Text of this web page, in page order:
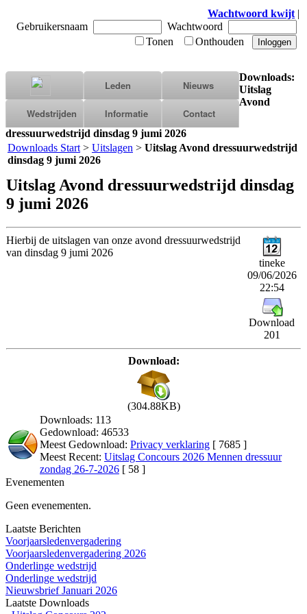
Wachtwoord kwijt |
Gebruikersnaam
Wachtwoord
Tonen
Onthouden
Leden Nieuws
Wedstrijden Informatie Contact
Downloads:
Uitslag
Avond
dressuurwedstrijd dinsdag 9 jumi 2026
Downloads Start > Uitslagen > Uitslag Avond dressuurwedstrijd
dinsdag 9 jumi 2026
Uitslag Avond dressuurwedstrijd dinsdag
9 jumi 2026
Hierbij de uitslagen van onze avond dressuurwedstrijd
van dinsdag 9 jumi 2026
tineke
09/06/2026
22:54
Download
201
Download:
(304.88KB)
Downloads: 113
Gedownload: 46533
Meest Gedownload: Privacy verklaring [ 7685 ]
Meest Recent: Uitslag Concours 2026 Mennen dressuur
zondag 26-7-2026 [ 58 ]
Evenementen
Geen evenementen.
Laatste Berichten
Voorjaarsledenvergadering
Voorjaarsledenvergadering 2026
Onderlinge wedstrijd
Onderlinge wedstrijd
Nieuwsbrief Januari 2026
Laatste Downloads